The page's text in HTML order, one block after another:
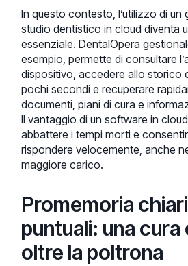
In questo contesto, l’utilizzo di un
studio dentistico in cloud diventa
essenziale. DentalOpera
esempio, permette di consultare
dispositivo, accedere allo storico
pochi secondi e recuperare
documenti, piani di cura e
Il vantaggio di un software in
abbattere i tempi morti e
rispondere velocemente, anche
maggiore carico.
Promemoria
puntuali: una cura
oltre la poltrona